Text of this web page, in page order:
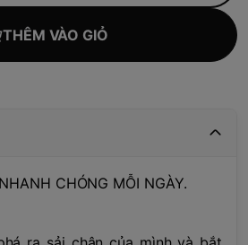
THÊM VÀO GIỎ
CHÓNG MỖI NGÀY.